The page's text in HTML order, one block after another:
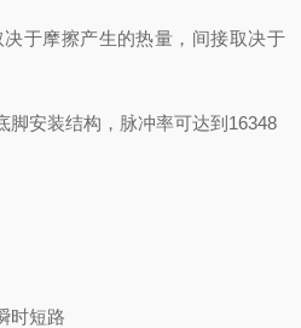
于摩擦产生的热量，间接取决于
脚安装结构，脉冲率可达到16348
时短路